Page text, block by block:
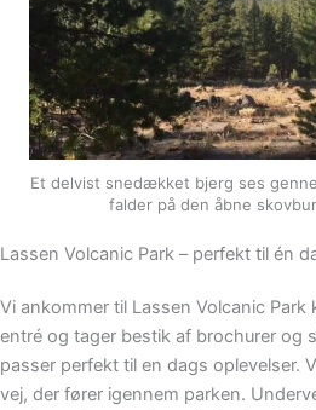
Et delvist snedækket bjerg ses
falder på den åbne
Lassen Volcanic Park – perfekt til én
Vi ankommer til Lassen Volcanic Park
entré og tager bestik af brochurer og
passer perfekt til en dags oplevelser.
vej, der fører igennem parken.